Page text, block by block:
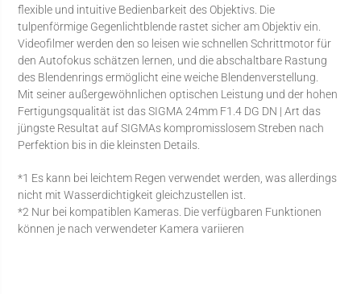
flexible und intuitive Bedienbarkeit des Objektivs. Die
tulpenförmige Gegenlichtblende rastet sicher am Objektiv ein.
Videofilmer werden den so leisen wie schnellen Schrittmotor für
den Autofokus schätzen lernen, und die abschaltbare Rastung
des Blendenrings ermöglicht eine weiche Blendenverstellung.
Mit seiner außergewöhnlichen optischen Leistung und der hohen
Fertigungsqualität ist das SIGMA 24mm F1.4 DG DN | Art das
jüngste Resultat auf SIGMAs kompromisslosem Streben nach
Perfektion bis in die kleinsten Details.
*1 Es kann bei leichtem Regen verwendet werden, was allerdings
nicht mit Wasserdichtigkeit gleichzustellen ist.
*2 Nur bei kompatiblen Kameras. Die verfügbaren Funktionen
können je nach verwendeter Kamera variieren